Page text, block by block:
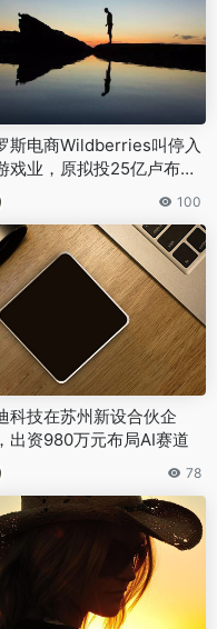
斯电商Wildberries叫停入
戏业，原拟投25亿卢布布
游戏与游戏商城
100
科技在苏州新设合伙企
出资980万元布局AI赛道
78